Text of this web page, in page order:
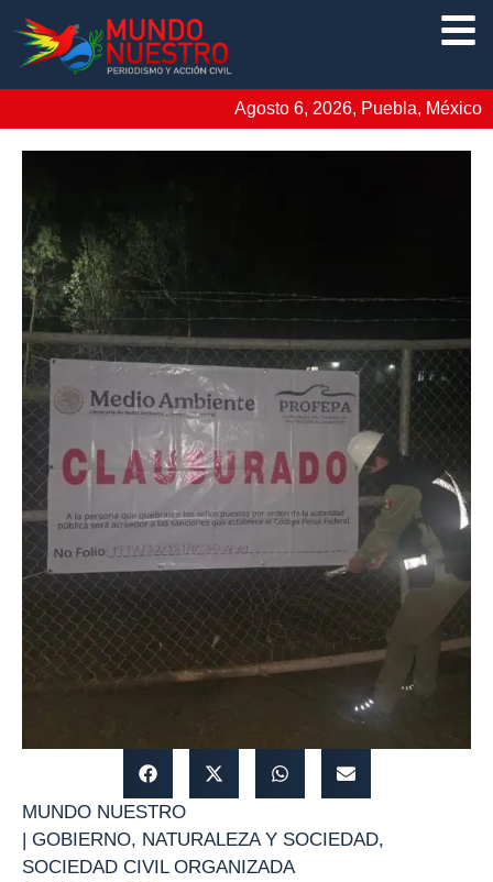
Agosto 6, 2026, Puebla, México
MUNDO NUESTRO
| GOBIERNO, NATURALEZA Y SOCIEDAD,
SOCIEDAD CIVIL ORGANIZADA